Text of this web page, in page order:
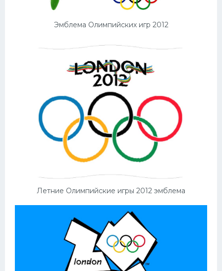
Эмблема Олимпийских игр 2012
Летние Олимпийские игры 2012 эмблема